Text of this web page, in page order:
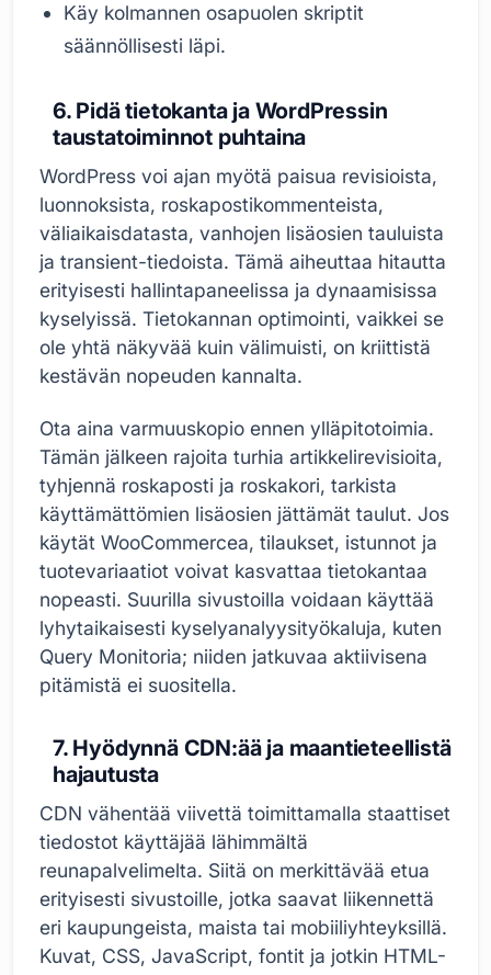
Käy kolmannen osapuolen skriptit
säännöllisesti läpi.
6. Pidä tietokanta ja WordPressin
taustatoiminnot puhtaina
WordPress voi ajan myötä paisua revisioista,
luonnoksista, roskapostikommenteista,
väliaikaisdatasta, vanhojen lisäosien tauluista
ja transient-tiedoista. Tämä aiheuttaa hitautta
erityisesti hallintapaneelissa ja dynaamisissa
kyselyissä. Tietokannan optimointi, vaikkei se
ole yhtä näkyvää kuin välimuisti, on kriittistä
kestävän nopeuden kannalta.
Ota aina varmuuskopio ennen ylläpitotoimia.
Tämän jälkeen rajoita turhia artikkelirevisioita,
tyhjennä roskaposti ja roskakori, tarkista
käyttämättömien lisäosien jättämät taulut. Jos
käytät WooCommercea, tilaukset, istunnot ja
tuotevariaatiot voivat kasvattaa tietokantaa
nopeasti. Suurilla sivustoilla voidaan käyttää
lyhytaikaisesti kyselyanalyysityökaluja, kuten
Query Monitoria; niiden jatkuvaa aktiivisena
pitämistä ei suositella.
7. Hyödynnä CDN:ää ja maantieteellistä
hajautusta
CDN vähentää viivettä toimittamalla staattiset
tiedostot käyttäjää lähimmältä
reunapalvelimelta. Siitä on merkittävää etua
erityisesti sivustoille, jotka saavat liikennettä
eri kaupungeista, maista tai mobiiliyhteyksillä.
Kuvat, CSS, JavaScript, fontit ja jotkin HTML-